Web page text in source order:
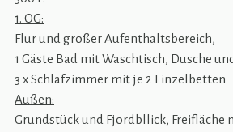
1. OG:
Flur und großer Aufenthaltsbereich,
1 Gäste Bad mit Waschtisch, Dusche
3 x Schlafzimmer mit je 2 Einzelbetten
Außen:
Grundstück und Fjordbllick, Freifläche